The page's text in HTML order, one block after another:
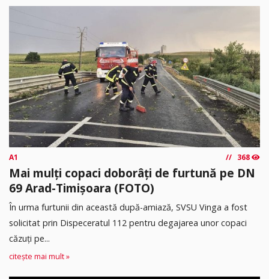
A1 368
Mai mulți copaci doborâți de furtună pe DN
69 Arad-Timișoara (FOTO)
În urma furtunii din această după-amiază, SVSU Vinga a fost
solicitat prin Dispeceratul 112 pentru degajarea unor copaci
căzuți pe...
citește mai mult »